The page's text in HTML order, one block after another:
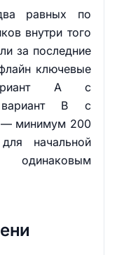
равных по
внутри того
за последние
ключевые
A с
вариант B с
— минимум 200
начальной
одинаковым